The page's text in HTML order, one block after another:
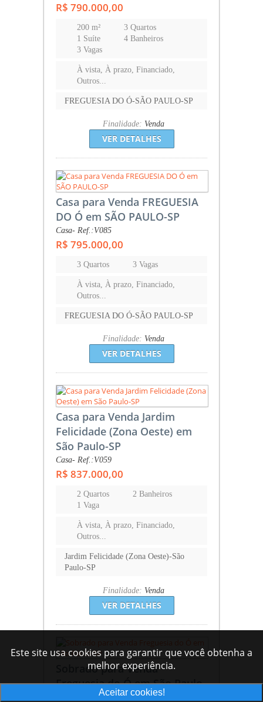
R$ 790.000,00
200 m²
3 Quartos
1 Suíte
4 Banheiros
3 Vagas
À vista, À prazo, Financiado,
Outros...
FREGUESIA DO Ó-SÃO PAULO-SP
Finalidade: Venda
VER DETALHES
Casa para Venda FREGUESIA
DO Ó em SÃO PAULO-SP
Casa- Ref.:V085
R$ 795.000,00
3 Quartos 3 Vagas
À vista, À prazo, Financiado,
Outros...
FREGUESIA DO Ó-SÃO PAULO-SP
Finalidade: Venda
VER DETALHES
Casa para Venda Jardim
Felicidade (Zona Oeste) em
São Paulo-SP
Casa- Ref.:V059
R$ 837.000,00
2 Quartos
2 Banheiros
1 Vaga
À vista, À prazo, Financiado,
Outros...
Jardim Felicidade (Zona Oeste)-São
Paulo-SP
Finalidade: Venda
VER DETALHES
Sobrado para Venda
Freguesia do Ó em São Paulo-
SP
Este site usa cookies para garantir que você obtenha a
melhor experiência.
Aceitar cookies!